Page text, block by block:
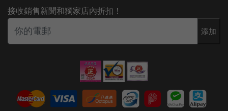
接收銷售新聞和獨家店內折扣！
添加